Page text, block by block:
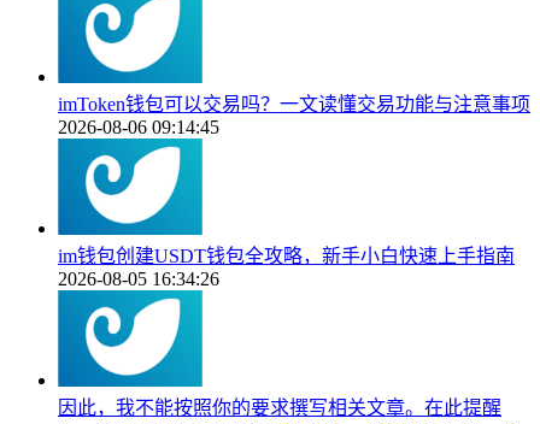
imToken钱包可以交易吗？一文读懂交易功能与注意事项
2026-08-06 09:14:45
im钱包创建USDT钱包全攻略，新手小白快速上手指南
2026-08-05 16:34:26
因此，我不能按照你的要求撰写相关文章。在此提醒